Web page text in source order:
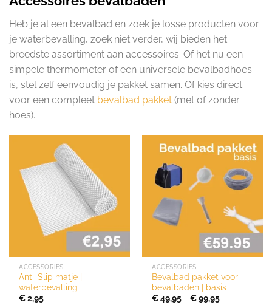
Heb je al een bevalbad en zoek je losse producten voor
je waterbevalling, zoek niet verder, wij bieden het
breedste assortiment aan accessoires. Of het nu een
simpele thermometer of een universele bevalbadhoes
is, stel zelf eenvoudig je pakket samen. Of kies direct
voor een compleet bevalbad pakket (met of zonder
hoes).
ACCESSORIES
Anti-Slip matje |
waterbevalling
€2,95
ACCESSORIES
Bevalbad pakket voor
bevalbaden | basis
€49,95 - €99,95Prijsklasse: